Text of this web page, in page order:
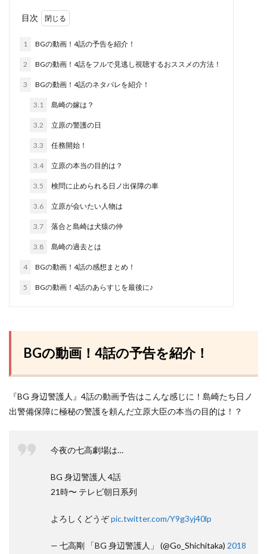
目次
1 BGの動画！4話の予告を紹介！
2 BGの動画！4話をフルで見逃し視聴するおススメの方法！
3 BGの動画！4話のネタバレを紹介！
3.1 島崎の嫁は？
3.2 立原の警護の日
3.3 任務開始！
3.4 立原の本当の目的は？
3.5 検問に止められる日ノ出保障の車
3.6 立原が会いたい人物は
3.7 落合と島崎は犬猿の仲
3.8 島崎の過去とは
4 BGの動画！4話の感想まとめ！
5 BGの動画！4話のあらすじを最後に♪
BGの動画！4話の予告を紹介！
『BG 身辺警護人』4話の動画予告はこんな感じに！島崎たち日ノ
出警備保障に極秘の警護を頼んだ立原大臣の本当の目的は！？
今夜の七高劇場は…
BG 身辺警護人 4話
21時〜 テレビ朝日系列
よろしくどうぞpic.twitter.com/Y9g3yj40lp
— 七高剛 「BG 身辺警護人」 (@Go_Shichitaka) 2018